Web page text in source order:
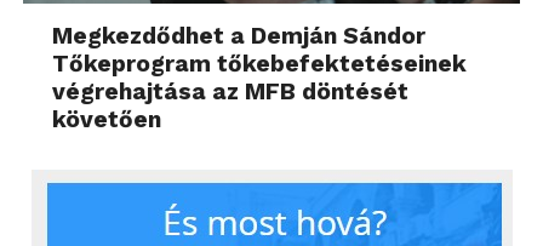
Megkezdődhet a Demján Sándor
Tőkeprogram tőkebefektetéseinek
végrehajtása az MFB döntését
követően